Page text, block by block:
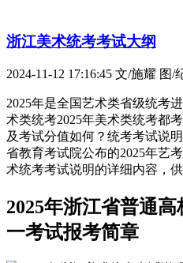
浙江美术统考考试大纲
2024-11-12 17:16:45 文/施耀 图/
2025年是全国艺术类省级统考
术类统考2025年美术类统考都
及考试分值如何？统考考试说
省教育考试院公布的2025年艺
术统考考试说明的详细内容，
2025年浙江省普通
一考试报考简章